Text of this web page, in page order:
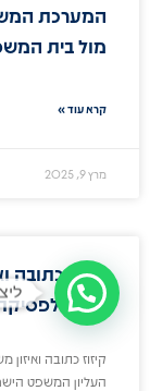
המערכת
מול בית
קרא עוד »
מרץ 9, 2025
קיזוז כתובה
הרבני
קיזוז כתובה
העליון המשפט